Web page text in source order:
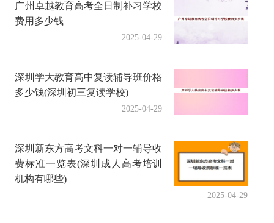
广州卓越教育高考全日制补习学校
费用多少钱
2025-04-29
深圳学大教育高中复读辅导班价格
多少钱(深圳初三复读学校)
2025-04-29
深圳新东方高考文科一对一辅导收
费标准一览表(深圳成人高考培训
机构有哪些)
2025-04-29